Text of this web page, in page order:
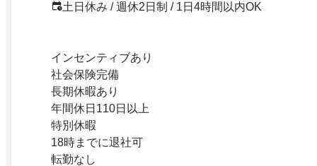
土日休み / 週休2日制 / 1日4時間以内OK
インセンティブあり
社会保険完備
長期休暇あり
年間休日110日以上
特別休暇
18時までに退社可
転勤なし